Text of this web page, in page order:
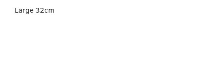
Large 32cm